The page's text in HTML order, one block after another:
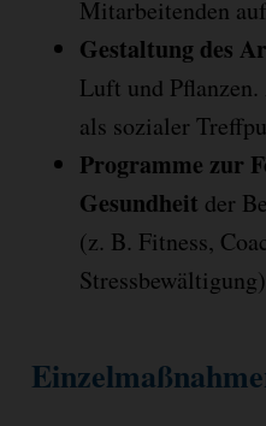
Mitarbeitenden
Gestaltung des
Luft und
als sozialer
Programme zur
Gesundheit der
(z. B. Fitness,